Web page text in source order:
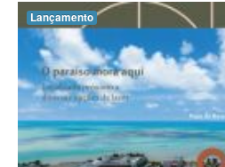
Lançamento